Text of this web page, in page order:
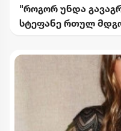
"როგორ უნდა
სტეფანე რთულ